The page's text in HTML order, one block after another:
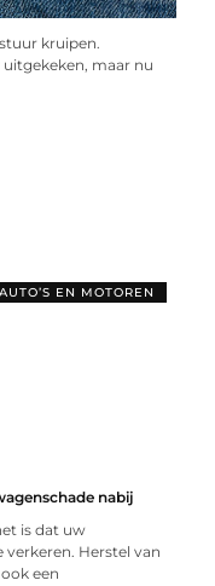
kruipen.
maar nu
AUTO’S EN MOTOREN
nabij
is dat uw
Herstel van
een